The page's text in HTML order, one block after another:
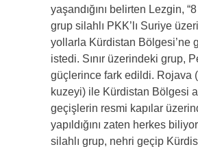
yaşandığını belirten Lezgin,
grup silahlı PKK’lı Suriye
yollarla Kürdistan Bölgesi’ne
istedi. Sınır üzerindeki grup,
güçlerince fark edildi. Rojava
kuzeyi) ile Kürdistan Bölgesi
geçişlerin resmi kapılar
yapıldığını zaten herkes
silahlı grup, nehri geçip